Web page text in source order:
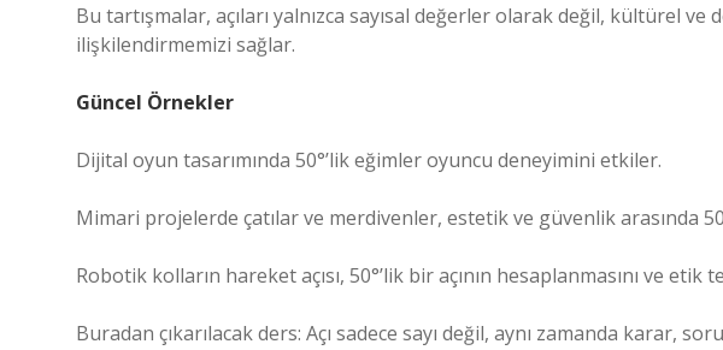
Bu tartışmalar, açıları yalnızca sayısal değerler olarak değil, kültürel ve
ilişkilendirmemizi sağlar.
Güncel Örnekler
Dijital oyun tasarımında 50°’lik eğimler oyuncu deneyimini etkiler.
Mimari projelerde çatılar ve merdivenler, estetik ve güvenlik arasında
Robotik kolların hareket açısı, 50°’lik bir açının hesaplanmasını ve etik
Buradan çıkarılacak ders: Açı sadece sayı değil, aynı zamanda karar,